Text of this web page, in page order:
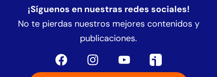
¡Síguenos en nuestras redes sociales!
No te pierdas nuestros mejores contenidos y
publicaciones.